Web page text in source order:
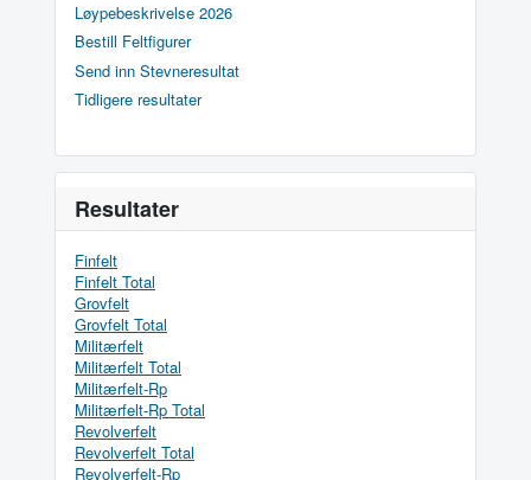
Løypebeskrivelse 2026
Bestill Feltfigurer
Send inn Stevneresultat
Tidligere resultater
Resultater
Finfelt
Finfelt Total
Grovfelt
Grovfelt Total
Militærfelt
Militærfelt Total
Militærfelt-Rp
Militærfelt-Rp Total
Revolverfelt
Revolverfelt Total
Revolverfelt-Rp